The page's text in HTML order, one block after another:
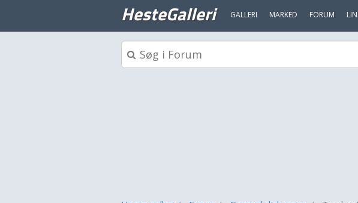
HesteGalleri GALLERI MARKED FORUM